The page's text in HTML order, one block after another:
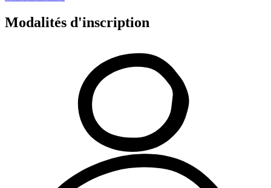
Modalités d'inscription